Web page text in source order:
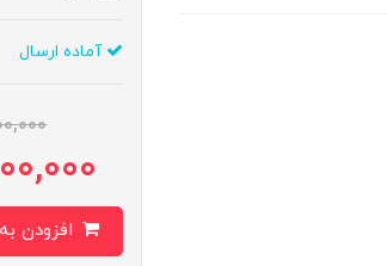
آماده ارسال